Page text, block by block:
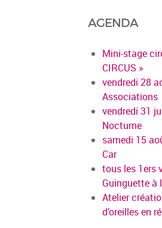
AGENDA
Mini-stage
CIRCUS »
vendredi 28
Associations
vendredi 31
Nocturne
samedi 15
Car
tous les 1ers
Guinguette à
Atelier
d’oreilles en